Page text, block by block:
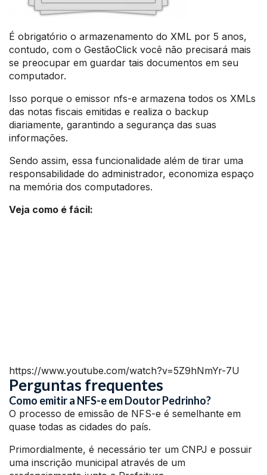
É obrigatório o armazenamento do XML por 5 anos,
contudo, com o GestãoClick você não precisará mais
se preocupar em guardar tais documentos em seu
computador.
Isso porque o emissor nfs-e armazena todos os XMLs
das notas fiscais emitidas e realiza o backup
diariamente, garantindo a segurança das suas
informações.
Sendo assim, essa funcionalidade além de tirar uma
responsabilidade do administrador, economiza espaço
na memória dos computadores.
Veja como é fácil:
https://www.youtube.com/watch?v=5Z9hNmYr-7U
Perguntas frequentes
Como emitir a NFS-e em Doutor Pedrinho?
O processo de emissão de NFS-e é semelhante em
quase todas as cidades do país.
Primordialmente, é necessário ter um CNPJ e possuir
uma inscrição municipal através de um